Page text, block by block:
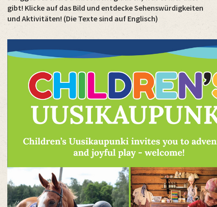
gibt! Klicke auf das Bild und entdecke Sehenswürdigkeiten
und Aktivitäten! (Die Texte sind auf Englisch)